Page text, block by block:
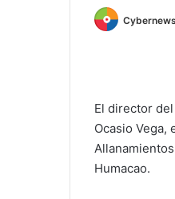
Cybernews
El director
Ocasio
Humacao.